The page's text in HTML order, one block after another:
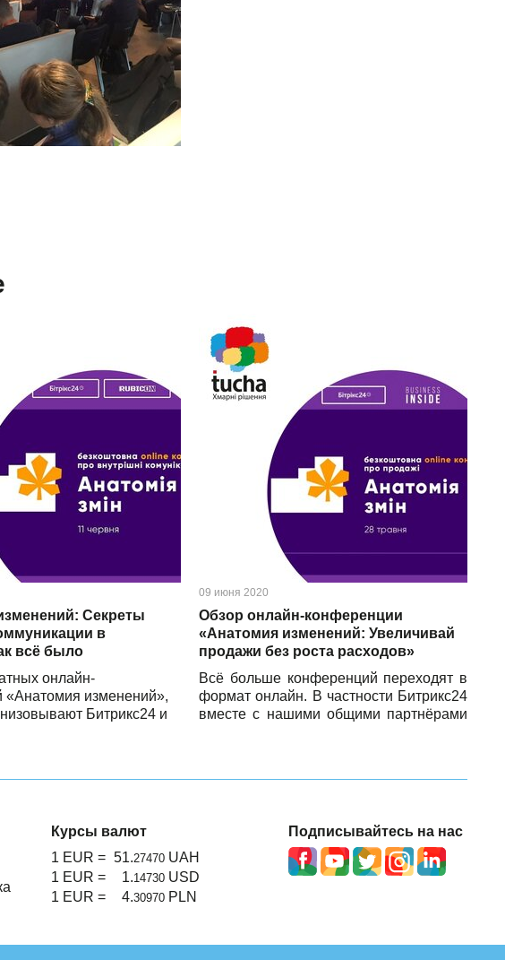
Секреты
в
всё было
онлайн-
«Анатомия изменений»,
Битрикс24 и
09 июня 2020
Обзор онлайн-конференции
«Анатомия изменений: Увеличивай
продажи без роста расходов»
Всё больше конференций переходят в
формат онлайн. В частности Битрикс24
вместе с нашими общими партнёрами
мероприятий, «Анатомия изменений:
расходов», состоялось 28 мая 2020
года при поддержке компании Business
Inside. Мы также не могли пропустить
такую полезную онлайн-конференцию и
Курсы валют
1 EUR = 51.27470 UAH
1 EUR =
1.14730 USD
1 EUR =
4.30970 PLN
Подписывайтесь на нас